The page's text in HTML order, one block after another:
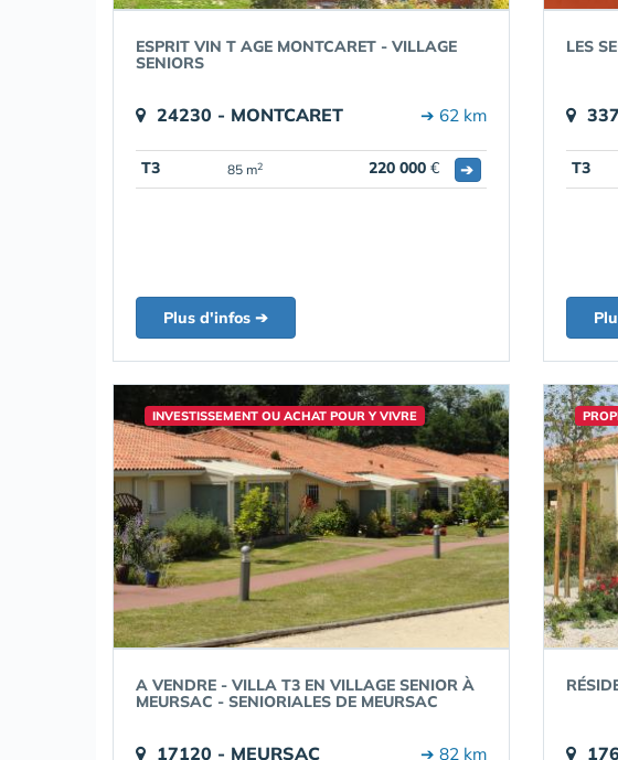
ESPRIT VIN T AGE MONTCARET - VILLAGE
SENIORS
24230 - MONTCARET ➔ 62 km
T3 85 m2 220 000 € ➔
Plus d'infos ➔
LES
T3
INVESTISSEMENT OU ACHAT POUR Y VIVRE
A VENDRE - VILLA T3 EN VILLAGE SENIOR À
MEURSAC - SENIORIALES DE MEURSAC
17120 - MEURSAC ➔ 82 km